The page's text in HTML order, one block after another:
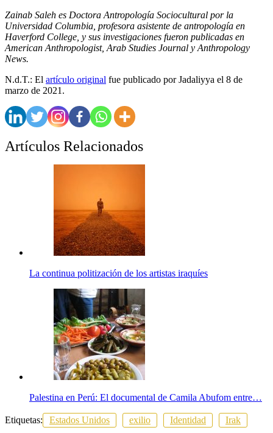
Zainab Saleh es Doctora Antropología Sociocultural por la
Universidad Columbia, profesora asistente de antropología en
Haverford College, y sus investigaciones fueron publicadas en
American Anthropologist, Arab Studies Journal y Anthropology
News.
N.d.T.: El artículo original fue publicado por Jadaliyya el 8 de
marzo de 2021.
Artículos Relacionados
La continua politización de los artistas iraquíes
Palestina en Perú: El documental de Camila Abufom entre…
Etiquetas: Estados Unidos exilio Identidad Irak